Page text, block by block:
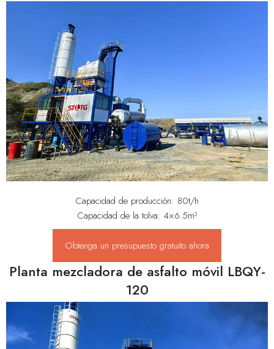
Capacidad de producción: 80t/h
Capacidad de la tolva: 4×6.5m³
Obtenga un presupuesto gratuito ahora
Planta mezcladora de asfalto móvil LBQY-
120